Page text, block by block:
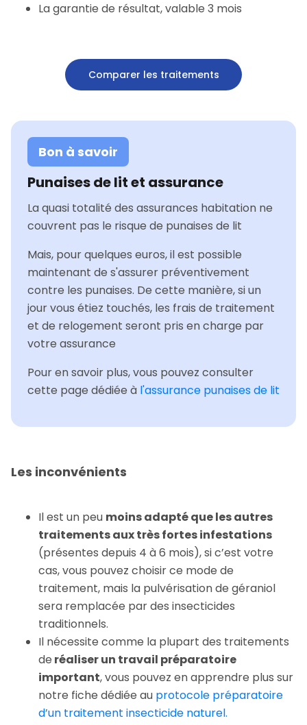
La garantie de résultat, valable 3 mois
Comparer les traitements
Bon à savoir
Punaises de lit et assurance
La quasi totalité des assurances habitation ne
couvrent pas le risque de punaises de lit
Mais, pour quelques euros, il est possible
maintenant de s'assurer préventivement
contre les punaises. De cette manière, si un
jour vous étiez touchés, les frais de traitement
et de relogement seront pris en charge par
votre assurance
Pour en savoir plus, vous pouvez consulter
cette page dédiée à l'assurance punaises de lit
Les inconvénients
Il est un peu moins adapté que les autres
traitements aux très fortes infestations
(présentes depuis 4 à 6 mois), si c’est votre
cas, vous pouvez choisir ce mode de
traitement, mais la pulvérisation de géraniol
sera remplacée par des insecticides
traditionnels.
Il nécessite comme la plupart des traitements
de réaliser un travail préparatoire
important, vous pouvez en apprendre plus sur
notre fiche dédiée au protocole préparatoire
d’un traitement insecticide naturel.